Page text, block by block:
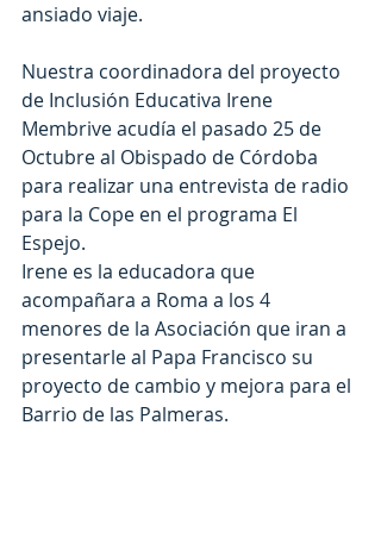
ansiado viaje.
Nuestra coordinadora del proyecto
de Inclusión Educativa Irene
Membrive acudía el pasado 25 de
Octubre al Obispado de Córdoba
para realizar una entrevista de radio
para la Cope en el programa El
Espejo.
Irene es la educadora que
acompañara a Roma a los 4
menores de la Asociación que iran a
presentarle al Papa Francisco su
proyecto de cambio y mejora para el
Barrio de las Palmeras.